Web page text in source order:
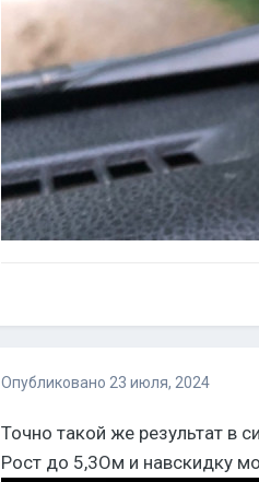
Опубликовано 23 июля, 2024
Точно такой же результат в
Рост до 5,3Ом и навскидку